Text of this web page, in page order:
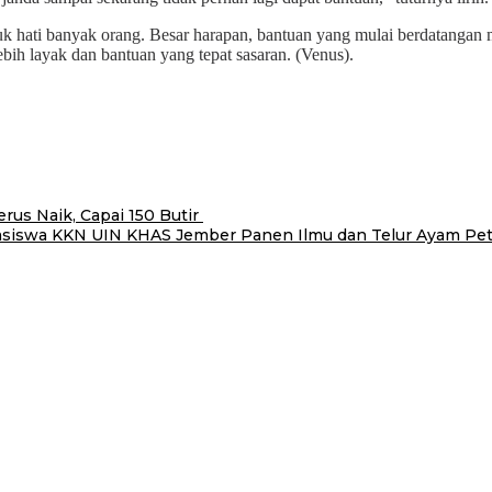
banyak orang. Besar harapan, bantuan yang mulai
layak dan bantuan yang tepat sasaran. (Venus).
Naik, Capai 150 Butir
KKN UIN KHAS Jember Panen Ilmu dan Telur Ayam